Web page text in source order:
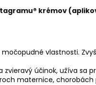
krémov
vlastnosti.
účinok, užíva sa
maternice,